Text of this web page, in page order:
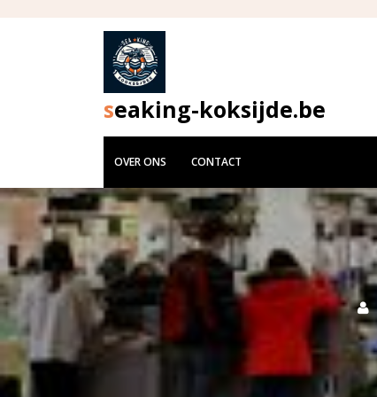
seaking-koksijde.be
OVER ONS CONTACT